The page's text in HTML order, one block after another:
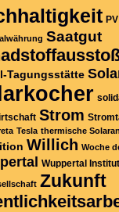
PV
Saatgut
Tagungsstätte
Strom
Tesla thermische
Willich Woche
Wuppertal Institut
Zukunft